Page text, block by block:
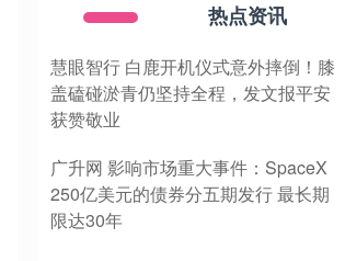
热点资讯
慧眼智行 白鹿开机仪式意外摔倒！膝
盖磕碰淤青仍坚持全程，发文报平安
获赞敬业
广升网 影响市场重大事件：SpaceX
250亿美元的债券分五期发行 最长期
限达30年